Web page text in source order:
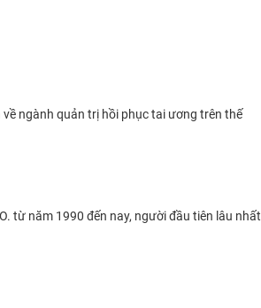
ngành quản trị hồi phục tai ương trên thế
từ năm 1990 đến nay, người đầu tiên lâu nhất